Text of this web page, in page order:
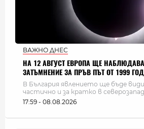
ВАЖНО ДНЕС
НА 12 АВГУСТ ЕВРОПА ЩЕ
ЗАТЪМНЕНИЕ ЗА ПРЪВ ПЪТ ОТ 1999
В България явлението ще бъде
частично и за кратко в
17:59 - 08.08.2026